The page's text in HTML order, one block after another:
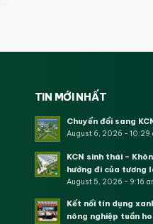
TIN MỚI NHẤT
Chuyển đổi sang
August 6, 2026 - 10:29
KCN sinh thái –
hướng đi của tương
August 5, 2026 - 9:16
Kết nối tín dụng
nông nghiệp tuần